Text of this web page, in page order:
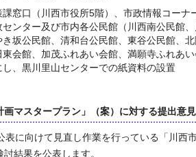
窓口（川西市役所5階）、市政情報コーナ
センター及び市内各公民館（川西南公民館
き坂公民館、清和台公民館、東谷公民館、
東会館、加茂ふれあい会館、満願寺ふれあ
し、黒川里山センターでの紙資料の設置
画マスタープラン」（案）に対する提出意
表に向けて見直し作業を行っている「川西
結果を公表します。